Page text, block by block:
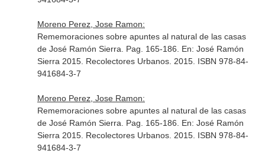
Moreno Perez, Jose Ramon:
Rememoraciones sobre apuntes al natural de las casas
de José Ramón Sierra. Pag. 165-186. En: José Ramón
Sierra 2015. Recolectores Urbanos. 2015. ISBN 978-84-
941684-3-7
Moreno Perez, Jose Ramon:
Rememoraciones sobre apuntes al natural de las casas
de José Ramón Sierra. Pag. 165-186. En: José Ramón
Sierra 2015. Recolectores Urbanos. 2015. ISBN 978-84-
941684-3-7